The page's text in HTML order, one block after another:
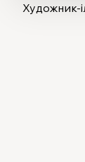
Художник-